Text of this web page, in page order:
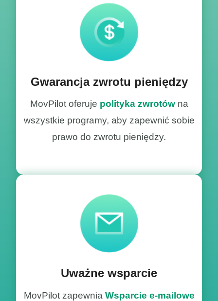
Gwarancja zwrotu pieniędzy
MovPilot oferuje polityka zwrotówna
wszystkie programy, aby zapewnić sobie
prawo do zwrotu pieniędzy.
Uważne wsparcie
MovPilot zapewnia Wsparcie e-mailowe